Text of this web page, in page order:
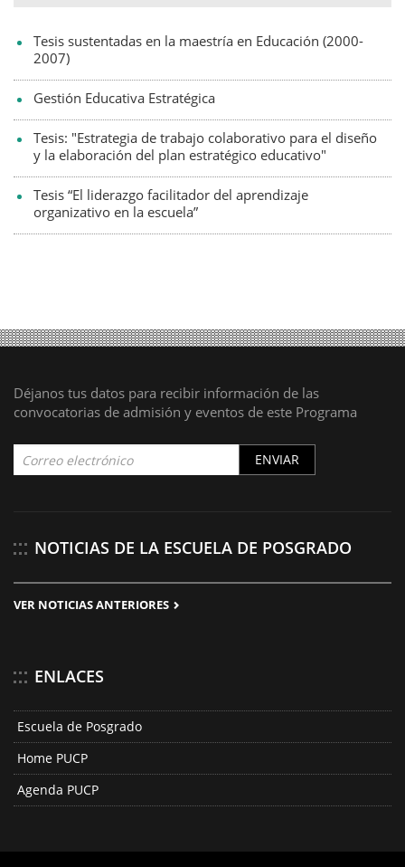
Tesis sustentadas en la maestría en Educación (2000-
2007)
Gestión Educativa Estratégica
Tesis: "Estrategia de trabajo colaborativo para el diseño
y la elaboración del plan estratégico educativo"
Tesis “El liderazgo facilitador del aprendizaje
organizativo en la escuela”
Déjanos tus datos para recibir información de las
convocatorias de admisión y eventos de este Programa
ENVIAR
NOTICIAS DE LA ESCUELA DE POSGRADO
VER NOTICIAS ANTERIORES
ENLACES
Escuela de Posgrado
Home PUCP
Agenda PUCP